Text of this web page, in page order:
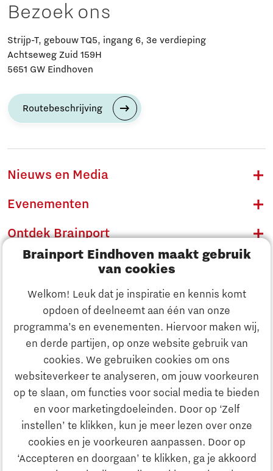
Brainport Eindhoven maakt gebruik
van cookies
Welkom! Leuk dat je inspiratie en kennis komt
opdoen of deelneemt aan één van onze
programma’s en evenementen. Hiervoor maken wij,
en derde partijen, op onze website gebruik van
cookies. We gebruiken cookies om ons
websiteverkeer te analyseren, om jouw voorkeuren
op te slaan, om functies voor social media te bieden
en voor marketingdoeleinden. Door op ‘Zelf
instellen’ te klikken, kun je meer lezen over onze
cookies en je voorkeuren aanpassen. Door op
‘Accepteren en doorgaan’ te klikken, ga je akkoord
Ontdek Brainport
Innovatie
Ondernemen
Onderwijs
Bezoek ons
Strijp-T, gebouw TQ5, ingang 6, 3e verdieping
Achtseweg Zuid 159H
5651 GW Eindhoven
Routebeschrijving
Nieuws en Media
Evenementen
Ontdek Brainport
Innovatie
Ondernemen
Onderwijs
Maatschappelijk
Strategie & Organisatie
Zoeken
Contact
Naar internationale website